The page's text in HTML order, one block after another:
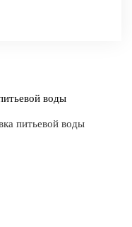
питьевой воды